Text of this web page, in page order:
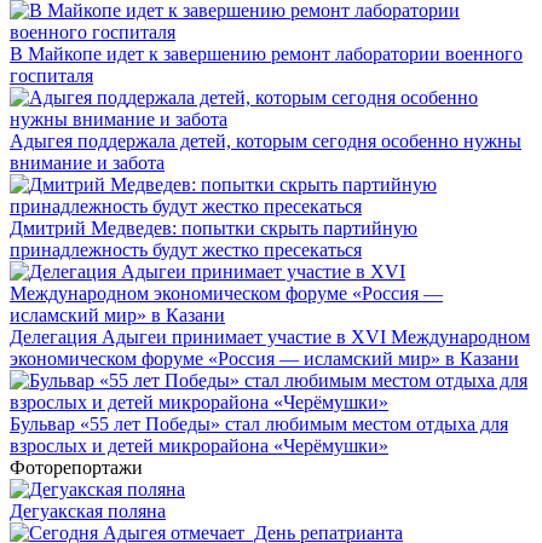
В Майкопе идет к завершению ремонт лаборатории военного
госпиталя
Адыгея поддержала детей, которым сегодня особенно нужны
внимание и забота
Дмитрий Медведев: попытки скрыть партийную
принадлежность будут жестко пресекаться
Делегация Адыгеи принимает участие в XVI Международном
экономическом форуме «Россия — исламский мир» в Казани
Бульвар «55 лет Победы» стал любимым местом отдыха для
взрослых и детей микрорайона «Черёмушки»
Фоторепортажи
Дегуакская поляна